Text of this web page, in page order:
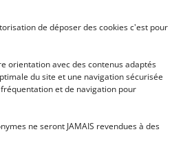
de déposer des cookies c'est pour
orientation avec des contenus adaptés
du site et une navigation sécurisée
et de navigation pour
ne seront JAMAIS revendues à des
professionnelles • Paris •